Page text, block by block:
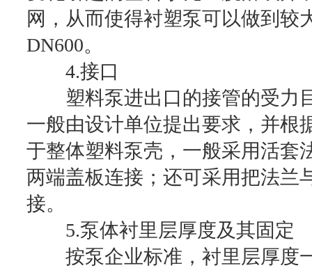
网，从而使得衬塑泵可以做到较
DN600。
4.接口
塑料泵进出口的接管的受力
一般由设计单位提出要求，并根
于整体塑料泵壳，一般采用活套
两端盖板连接；还可采用把法兰
接。
5.泵体衬里层厚度及其固定
按泵企业标准，衬里层厚度